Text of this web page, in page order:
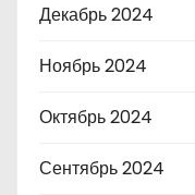
Декабрь 2024
Ноябрь 2024
Октябрь 2024
Сентябрь 2024